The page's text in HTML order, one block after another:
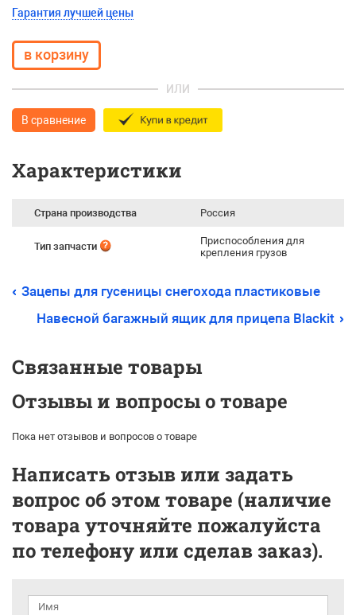
Гарантия лучшей цены
ИЛИ
В сравнение
Характеристики
Страна производства Россия
Тип запчасти
Приспособления для
крепления грузов
Зацепы для гусеницы снегохода пластиковые
Навесной багажный ящик для прицепа Blackit
Связанные товары
Отзывы и вопросы о товаре
Пока нет отзывов и вопросов о товаре
Написать отзыв или задать
вопрос об этом товаре (наличие
товара уточняйте пожалуйста
по телефону или сделав заказ).